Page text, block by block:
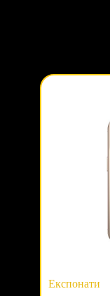
Експонати